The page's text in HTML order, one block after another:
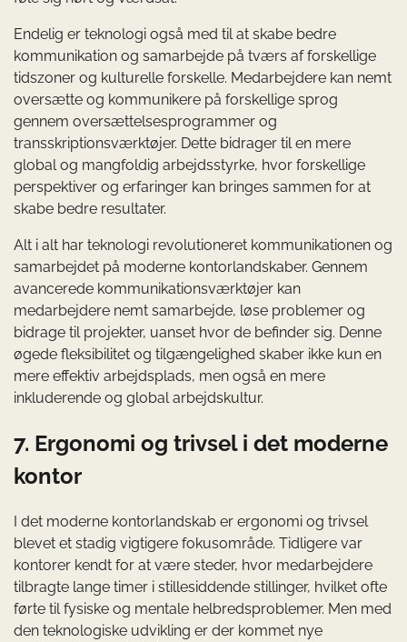
Endelig er teknologi også med til at skabe bedre
kommunikation og samarbejde på tværs af forskellige
tidszoner og kulturelle forskelle. Medarbejdere kan nemt
oversætte og kommunikere på forskellige sprog
gennem oversættelsesprogrammer og
transskriptionsværktøjer. Dette bidrager til en mere
global og mangfoldig arbejdsstyrke, hvor forskellige
perspektiver og erfaringer kan bringes sammen for at
skabe bedre resultater.
Alt i alt har teknologi revolutioneret kommunikationen og
samarbejdet på moderne kontorlandskaber. Gennem
avancerede kommunikationsværktøjer kan
medarbejdere nemt samarbejde, løse problemer og
bidrage til projekter, uanset hvor de befinder sig. Denne
øgede fleksibilitet og tilgængelighed skaber ikke kun en
mere effektiv arbejdsplads, men også en mere
inkluderende og global arbejdskultur.
7. Ergonomi og trivsel i det moderne
kontor
I det moderne kontorlandskab er ergonomi og trivsel
blevet et stadig vigtigere fokusområde. Tidligere var
kontorer kendt for at være steder, hvor medarbejdere
tilbragte lange timer i stillesiddende stillinger, hvilket ofte
førte til fysiske og mentale helbredsproblemer. Men med
den teknologiske udvikling er der kommet nye